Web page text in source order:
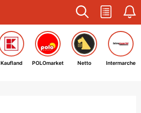
Kaufland POLOmarket Netto Intermarche